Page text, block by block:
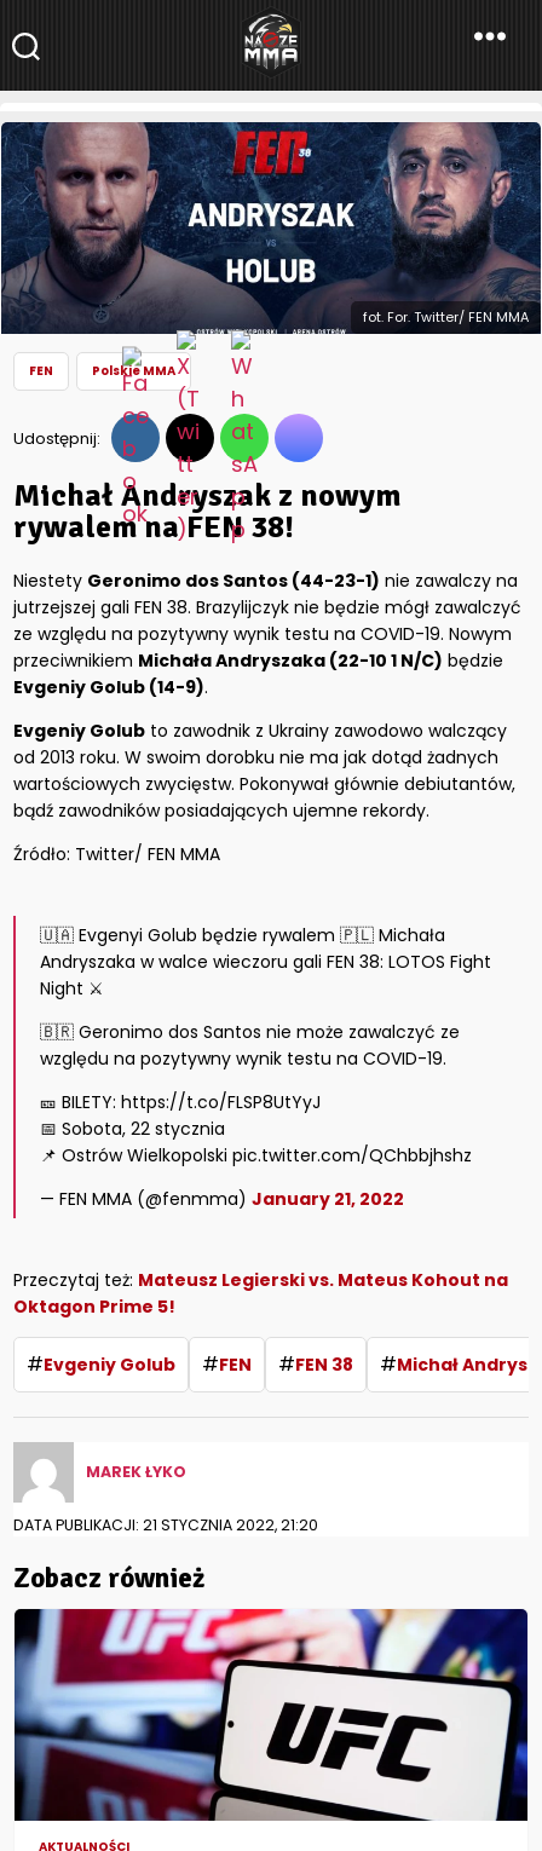
NaszeMMA
NaszeMMA.pl»Aktualności»Polskie MMA»FEN»Michał Andryszak
z nowym rywalem na FEN 38!
fot. For. Twitter/ FEN MMA
FEN Polskie MMA
Udostępnij:
Michał Andryszak z nowym
rywalem na FEN 38!
Niestety Geronimo dos Santos (44-23-1) nie zawalczy na
jutrzejszej gali FEN 38. Brazylijczyk nie będzie mógł zawalczyć
ze względu na pozytywny wynik testu na COVID-19. Nowym
przeciwnikiem Michała Andryszaka (22-10 1 N/C) będzie
Evgeniy Golub (14-9).
Evgeniy Golub to zawodnik z Ukrainy zawodowo walczący
od 2013 roku. W swoim dorobku nie ma jak dotąd żadnych
wartościowych zwycięstw. Pokonywał głównie debiutantów,
bądź zawodników posiadających ujemne rekordy.
Źródło: Twitter/ FEN MMA
🇺🇦 Evgenyi Golub będzie rywalem 🇵🇱 Michała
Andryszaka w walce wieczoru gali FEN 38: LOTOS Fight
Night ⚔
🇧🇷 Geronimo dos Santos nie może zawalczyć ze
względu na pozytywny wynik testu na COVID-19.
🎫 BILETY: https://t.co/FLSP8UtYyJ
📅 Sobota, 22 stycznia
📌 Ostrów Wielkopolski pic.twitter.com/QChbbjhshz
— FEN MMA (@fenmma)January 21, 2022
Przeczytaj też: Mateusz Legierski vs. Mateus Kohout na
Oktagon Prime 5!
#Evgeniy Golub #FEN #FEN 38 #Michał
MAREK ŁYKO
DATA PUBLIKACJI: 21 STYCZNIA 2022, 21:20
Zobacz również
AKTUALNOŚCI